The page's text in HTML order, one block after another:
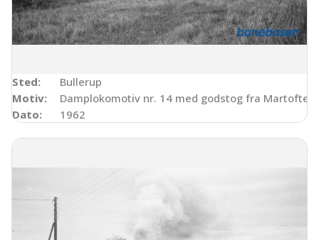
Sted:
Bullerup
Motiv:
Damplokomotiv nr. 14 med godstog fra Martofte,
Dato:
1962